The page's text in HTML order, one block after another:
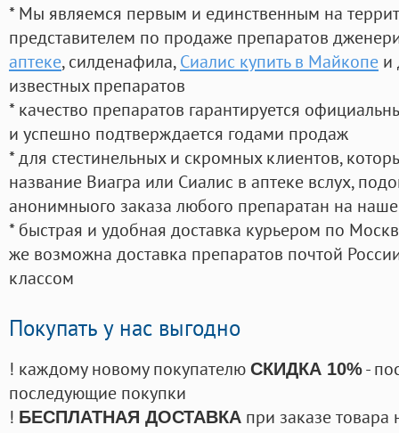
* Мы являемся первым и единственным на
представителем по продаже препаратов
аптеке, силденафила, Сиалис купить в Майкопе и
известных препаратов
* качество препаратов гарантируется
и успешно подтверждается годами продаж
* для стестинельных и скромных клиентов,
название Виагра или Сиалис в аптеке вслух,
анонимныого заказа любого препаратан на
* быстрая и удобная доставка курьером по
же возможна доставка препаратов почтой
классом
Покупать у нас выгодно
! каждому новому покупателю СКИДКА 10%-
последующие покупки
! БЕСПЛАТНАЯ ДОСТАВКА при заказе